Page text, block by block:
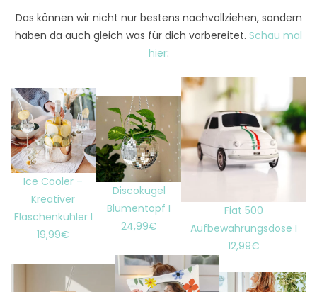
Das können wir nicht nur bestens nachvollziehen, sondern
haben da auch gleich was für dich vorbereitet. Schau mal
hier:
Ice Cooler –
Kreativer
Flaschenkühler I
19,99€
Discokugel
Blumentopf I
24,99€
Fiat 500
Aufbewahrungsdose I
12,99€